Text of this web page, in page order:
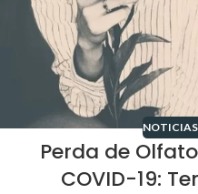
NOTICIAS
Perda de
COVID-19: